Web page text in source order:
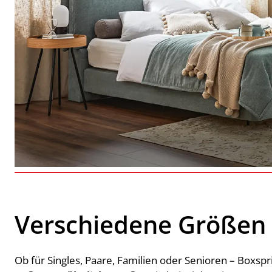
Verschiedene
Ob für Singles, Paare, Familien oder Senioren –